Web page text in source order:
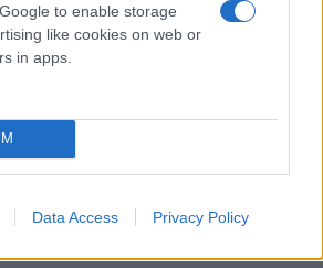
to enable storage
like cookies on web or
in apps.
Data Access Privacy Policy
και δες περισσότερο
αναζήτηση της